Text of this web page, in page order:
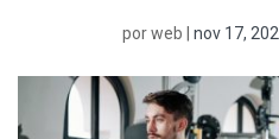
porweb nov 17,